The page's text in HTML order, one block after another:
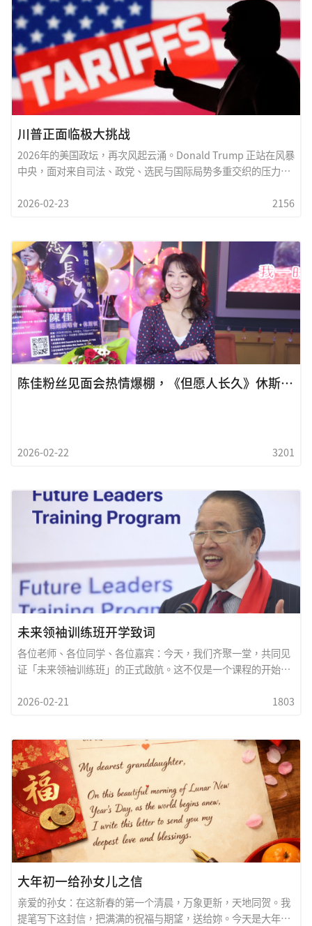
忆。在当前局势复杂、两岸关係微妙之际，音乐成為最温柔也最
有力量的桥樑。陈佳用歌声告诉我们，文化可以超越政治，旋律
可以穿越海峡。当全场观眾不约而同轻声合唱，那一刻，没有分
隔，只有情感的共鸣。或许，这正
川普正面临极大挑战
2026年的美国政坛，再次风起云涌。Donald Trump 正站在风暴
中央，面对来自司法、政党、选民与国际局势多重交织的压力。
结构的再调整。首先，法律战仍在持续。多起案件与争议，使他
法程序本身已成為公共舆论的一部分，也让美国社会再次思考权
力与制度之间的界线。其次，共和党内部的结构变化不容忽视。
保守派力量依然强大，但党内世代与理念差异逐渐浮现。未来选
举的胜负，未必只取决於基本盘的动员，更在於能否吸引中间选
民与摇摆州的支持。这是一场不只是对外竞逐，更是对内整合的
考验。再者，国际局势同样影响着国内政治气候。全球经济波
动、贸易政策走向、地缘政治紧张，都可能成為民意风向的转折
点。强硬外交或民族优先策略，能否转化為选票支持，仍有待观
察。歷史证明，经济与安全议题往往比口号更具决定性力量。然
2026-02-23 2156
陈佳粉丝见面会热情爆棚，《但愿人长久》休斯顿站明晚璀璨开唱
2026-02-22 3201
未来领袖训练班开学致词
各位老师、各位同学、各位嘉宾：今天，我们齐聚一堂，共同见
证「未来领袖训练班」的正式啟航。这不仅是一个课程的开始，
缺知识，却极度渴望真正的领袖。领袖不是职位，而是一种责
势、洞察变局，在挑战中找到机会。第二，是品格。诚信、正
直、谦卑，是领袖最坚固的根基。第三，是行动力。想法再好，
若没有执行，终究只是空谈。真正的领袖，敢於承担，勇於实
践。我们设立这个训练班，不只是培养专业能力，更是培养胸怀
世界的格局。在全球竞争与科技革命并进的今天，AI、金融、媒
体、国际贸易等领域都在重塑世界版图。未来的领袖，要能跨界
整合、跨文化沟通、跨世代传承。我期望各位同学在这裡学到的
不只是技能，而是：学会思考&mdash;&mdash;如何判断是非
与方向；学会合作&mdash;&mdash;如何凝聚团队与共识；学
2026-02-21 1803
大年初一给孙女儿之信
亲爱的孙女：在这新春的第一个清晨，万象更新，天地同贺。我
提笔写下这封信，把满满的祝福与期望，送给妳。今天是大年初